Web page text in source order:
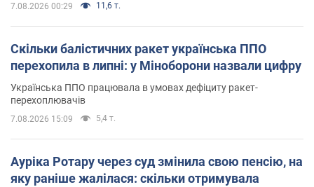
7.08.2026 00:29 11,6 т.
Скільки балістичних ракет українська ППО
перехопила в липні: у Міноборони назвали цифру
Українська ППО працювала в умовах дефіциту ракет-
перехоплювачів
7.08.2026 15:09 5,4 т.
Ауріка Ротару через суд змінила свою пенсію, на
яку раніше жалілася: скільки отримувала